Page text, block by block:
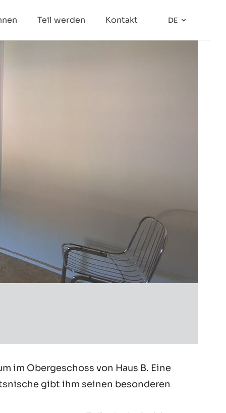
Teil werden Kontakt DE
im Obergeschoss von Haus B. Eine
gibt ihm seinen besonderen